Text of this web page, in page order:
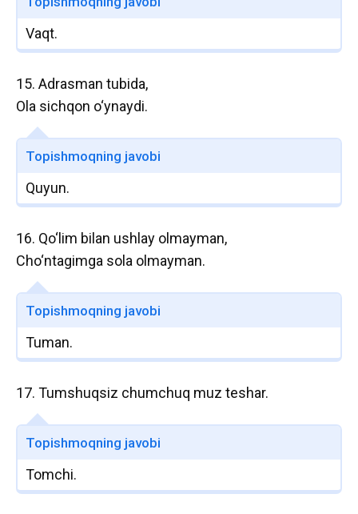
Vaqt.
15. Adrasman tubida,
Ola sichqon o‘ynaydi.
Topishmoqning javobi
Quyun.
16. Qo‘lim bilan ushlay olmayman,
Cho‘ntagimga sola olmayman.
Topishmoqning javobi
Tuman.
17. Tumshuqsiz chumchuq muz teshar.
Topishmoqning javobi
Tomchi.